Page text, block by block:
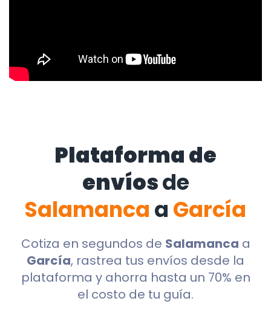
Plataforma de
envíosde
Salamanca a García
Cotiza en segundos de Salamanca a
García, rastrea tus envíos desde la
plataforma y ahorra hasta un 70% en
el costo de tu guía.